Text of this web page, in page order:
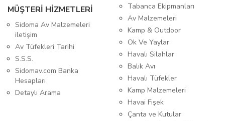
MÜŞTERİ HİZMETLERİ
Sidoma Av Malzemeleri
iletişim
Av Tüfekleri Tarihi
S.S.S.
Sidomav.com Banka
Hesapları
Detaylı Arama
Tabanca Ekipmanları
Av Malzemeleri
Kamp & Outdoor
Ok Ve Yaylar
Havalı Silahlar
Balık Avı
Havalı Tüfekler
Kamp Malzemeleri
Havai Fişek
Çanta ve Kutular